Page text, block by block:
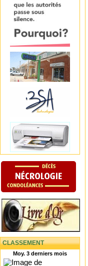
CLASSEMENT
Moy. 3 derniers mois